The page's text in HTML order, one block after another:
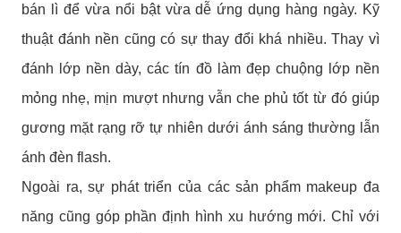
bán lì để vừa nổi bật vừa dễ ứng dụng hàng ngày. Kỹ
thuật đánh nền cũng có sự thay đổi khá nhiều. Thay vì
đánh lớp nền dày, các tín đồ làm đẹp chuộng lớp nền
mỏng nhẹ, mịn mượt nhưng vẫn che phủ tốt từ đó giúp
gương mặt rạng rỡ tự nhiên dưới ánh sáng thường lẫn
ánh đèn flash.
Ngoài ra, sự phát triển của các sản phẩm makeup đa
năng cũng góp phần định hình xu hướng mới. Chỉ với